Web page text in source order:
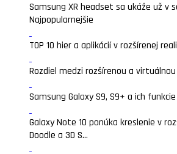
Samsung XR headset sa ukáže už v
Najpopularnejšie
TOP 10 hier a aplikácií v rozšírenej
Rozdiel medzi rozšírenou a
Samsung Galaxy S9, S9+ a ich
Galaxy Note 10 ponúka kreslenie v
Doodle a 3D S...